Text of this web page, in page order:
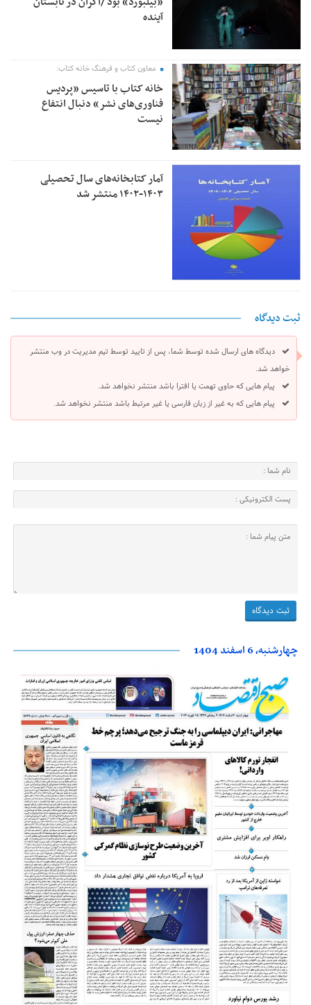
آینده
معاون کتاب و فرهنگ خانه کتاب:
خانه کتاب با تاسیس «پردیس
فناوری‌های نشر» دنبال انتفاع
نیست
آمار کتابخانه‌های سال تحصیلی
۱۴۰۳-۱۴۰۲ منتشر شد
ثبت دیدگاه
دیدگاه های ارسال شده توسط شما، پس از تایید توسط تیم مدیریت در وب منتشر
خواهد شد.
پیام هایی که حاوی تهمت یا افترا باشد منتشر نخواهد شد.
پیام هایی که به غیر از زبان فارسی یا غیر مرتبط باشد منتشر نخواهد شد.
چهارشنبه، 6 اسفند 1404